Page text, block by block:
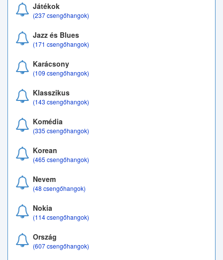
Játékok
(237 csengőhangok)
Jazz és Blues
(171 csengőhangok)
Karácsony
(109 csengőhangok)
Klasszikus
(143 csengőhangok)
Komédia
(335 csengőhangok)
Korean
(465 csengőhangok)
Nevem
(48 csengőhangok)
Nokia
(114 csengőhangok)
Ország
(607 csengőhangok)